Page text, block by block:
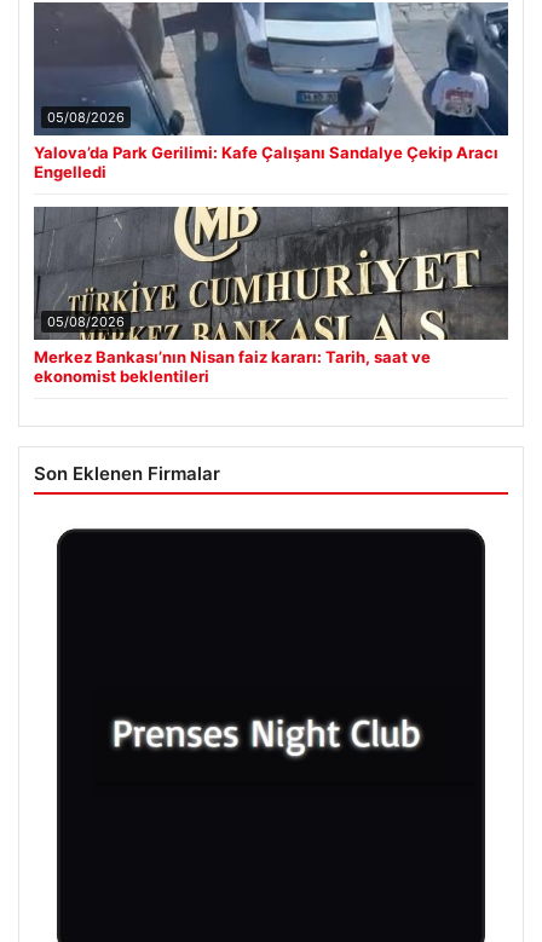
05/08/2026
Yalova’da Park Gerilimi: Kafe Çalışanı Sandalye Çekip Aracı
Engelledi
05/08/2026
Merkez Bankası’nın Nisan faiz kararı: Tarih, saat ve
ekonomist beklentileri
Son Eklenen Firmalar